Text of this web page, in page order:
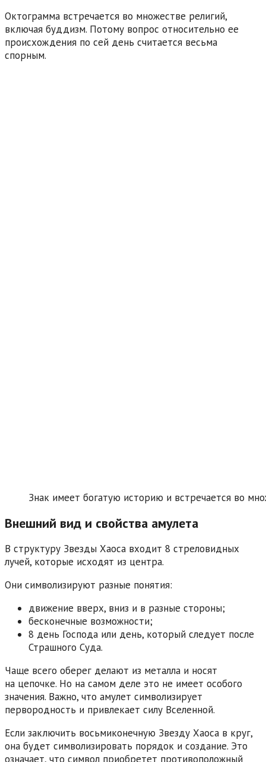
Октограмма встречается во множестве религий,
включая буддизм. Потому вопрос относительно ее
происхождения по сей день считается весьма
спорным.
Знак имеет богатую историю и встречается во
Внешний вид и свойства амулета
В структуру Звезды Хаоса входит 8 стреловидных
лучей, которые исходят из центра.
Они символизируют разные понятия:
движение вверх, вниз и в разные стороны;
бесконечные возможности;
8 день Господа или день, который следует после
Страшного Суда.
Чаще всего оберег делают из металла и носят
на цепочке. Но на самом деле это не имеет особого
значения. Важно, что амулет символизирует
первородность и привлекает силу Вселенной.
Если заключить восьмиконечную Звезду Хаоса в круг,
она будет символизировать порядок и создание. Это
означает, что символ приобретет противоположный